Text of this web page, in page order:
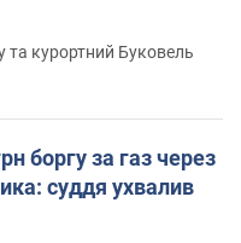
та курортний Буковель
боргу за газ через
суддя ухвалив